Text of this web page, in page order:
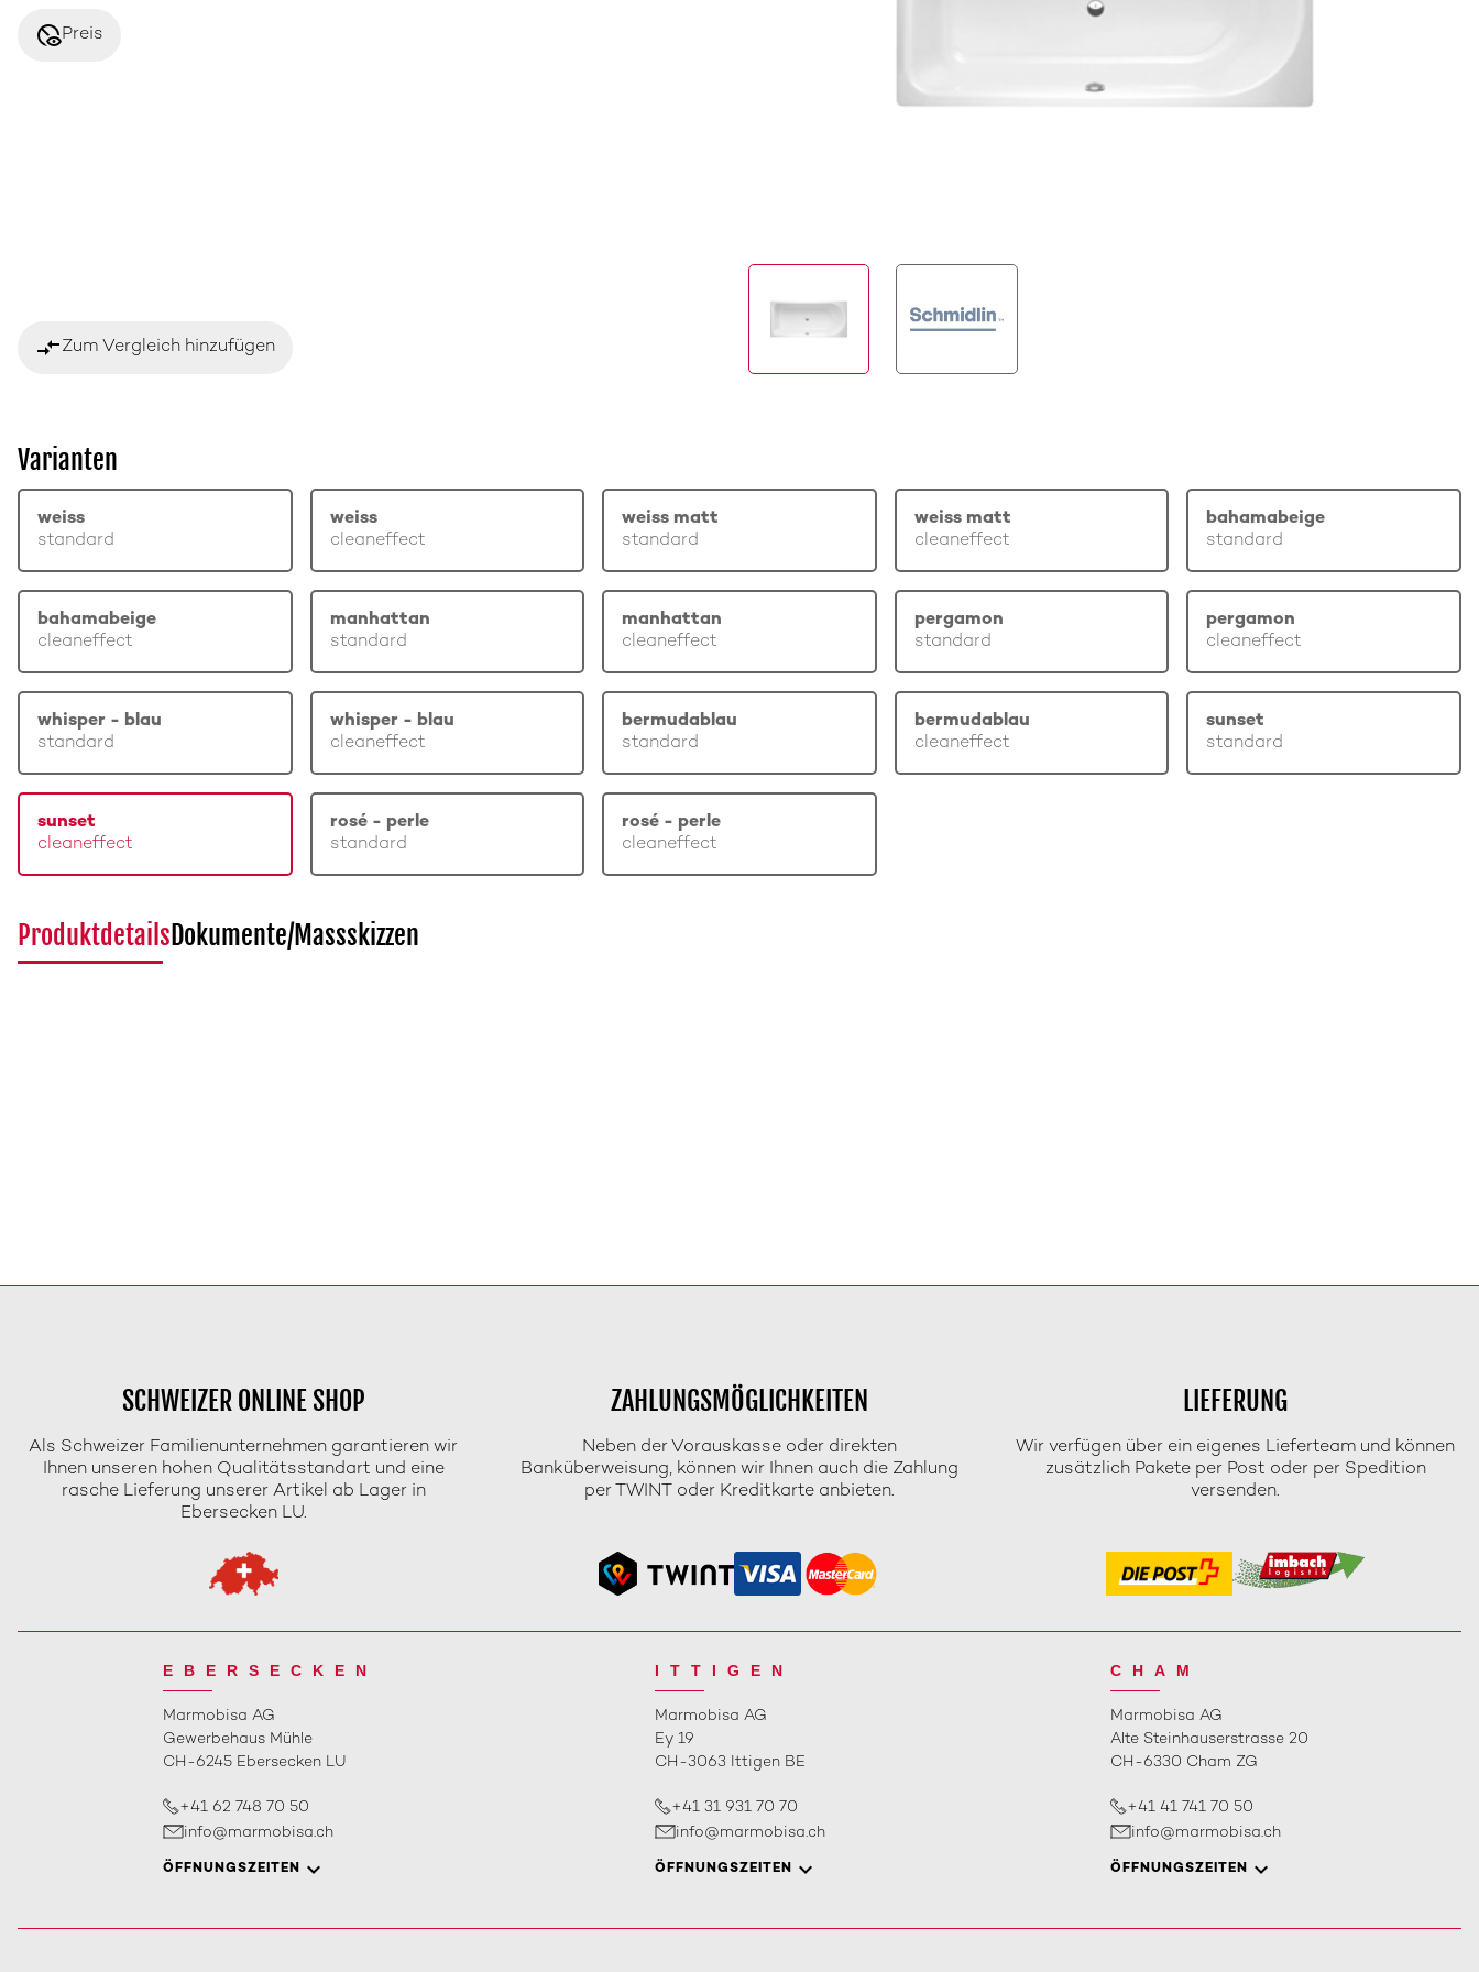
disabled_visiblePreis
compare_arrowsZum Vergleich hinzufügen
Varianten
weiss
standard
weiss
cleaneffect
weiss matt
standard
weiss matt
cleaneffect
bahamabeige
standard
bahamabeige
cleaneffect
manhattan
standard
manhattan
cleaneffect
pergamon
standard
pergamon
cleaneffect
whisper - blau
standard
whisper - blau
cleaneffect
bermudablau
standard
bermudablau
cleaneffect
sunset
standard
sunset
cleaneffect
rosé - perle
standard
rosé - perle
cleaneffect
ProduktdetailsDokumente/Massskizzen
SCHWEIZER ONLINE SHOP
Als Schweizer Familienunternehmen garantieren wir
Ihnen unseren hohen Qualitätsstandart und eine
rasche Lieferung unserer Artikel ab Lager in
Ebersecken LU.
ZAHLUNGSMÖGLICHKEITEN
Neben der Vorauskasse oder direkten
Banküberweisung, können wir Ihnen auch die Zahlung
per TWINT oder Kreditkarte anbieten.
LIEFERUNG
Wir verfügen über ein eigenes Lieferteam und können
zusätzlich Pakete per Post oder per Spedition
versenden.
EBERSECKEN
Marmobisa AG
Gewerbehaus Mühle
CH-6245 Ebersecken LU
+41 62 748 70 50
info@marmobisa.ch
ÖFFNUNGSZEITEN
ITTIGEN
Marmobisa AG
Ey 19
CH-3063 Ittigen BE
+41 31 931 70 70
info@marmobisa.ch
ÖFFNUNGSZEITEN
CHAM
Marmobisa AG
Alte Steinhauserstrasse 20
CH-6330 Cham ZG
+41 41 741 70 50
info@marmobisa.ch
ÖFFNUNGSZEITEN